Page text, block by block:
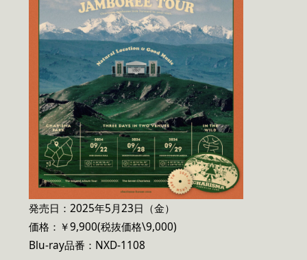
発売日：2025年5月23日（金）
価格：￥9,900(税抜価格\9,000)
Blu-ray品番：NXD-1108